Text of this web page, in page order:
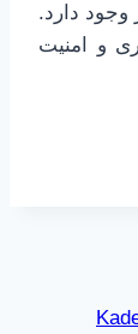
وجود دارد.
و امنیت